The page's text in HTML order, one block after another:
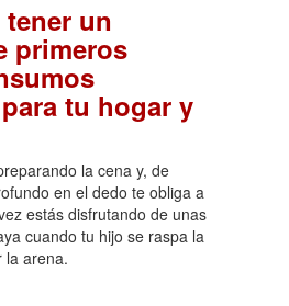
un
primeros
tu hogar y
la cena y, de
en el dedo te obliga a
estás disfrutando de unas
cuando tu hijo se raspa la
la arena.